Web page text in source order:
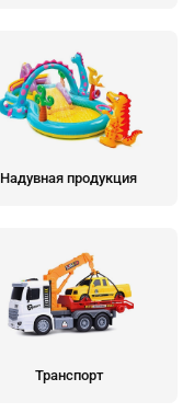
Надувная продукция
Транспорт